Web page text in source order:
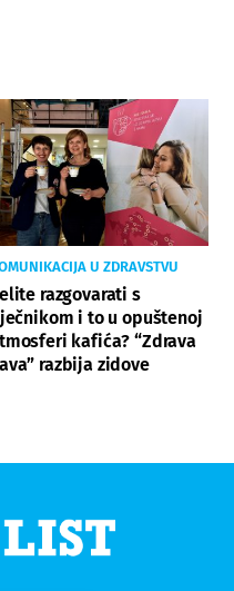
U ZDRAVSTVU
razgovarati s
i to u opuštenoj
kafića? “Zdrava
razbija zidove